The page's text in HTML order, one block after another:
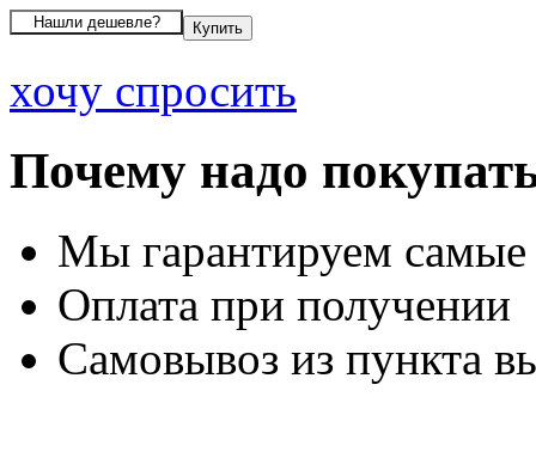
хочу спросить
Почему надо
Мы гарантируем
Оплата при получении
Самовывоз из пункта